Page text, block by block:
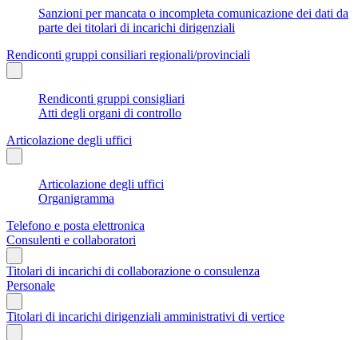
Sanzioni per mancata o incompleta comunicazione dei dati da
parte dei titolari di incarichi dirigenziali
Rendiconti gruppi consiliari regionali/provinciali
Rendiconti gruppi consigliari
Atti degli organi di controllo
Articolazione degli uffici
Articolazione degli uffici
Organigramma
Telefono e posta elettronica
Consulenti e collaboratori
Titolari di incarichi di collaborazione o consulenza
Personale
Titolari di incarichi dirigenziali amministrativi di vertice